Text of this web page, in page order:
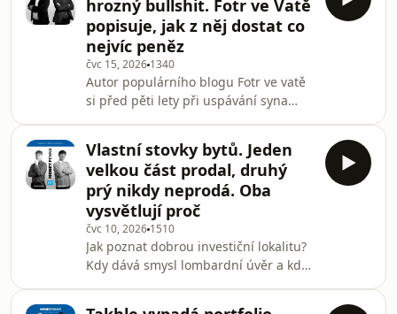
Vysvětluje, proč nestačí automatizovat
staré procesy, jak se mění role
manažerů a proč může být
nebezpečné jen přeposílat výstupy
chatbotu pod vlastním jménem. Řeč je
i o AI agentech, závislosti Evropy na
amerických modelech a
hrozný bullshit. Fotr ve Vatě
popisuje, jak z něj dostat co
nejvíc peněz
čvc 15, 2026 1340
Autor populárního blogu Fotr ve vatě
si před pěti lety při uspávání syna
V podcastu Money Penny popisuje,
proč mu původní FIRE plán narazil na
hypotéku, dům, dvě děti a realitu
korporátní kariéry. Mluví o tom, proč
korporát není rodina, proč 20 milionů
není jediná hranice svobody, jak učí
děti zacházet s penězi a proč má
Vlastní stovky bytů. Jeden
velkou část prodal, druhý
prý nikdy neprodá. Oba
vysvětlují proč
čvc 10, 2026 1510
Jak poznat dobrou investiční lokalitu?
Kdy dává smysl lombardní úvěr a kdy